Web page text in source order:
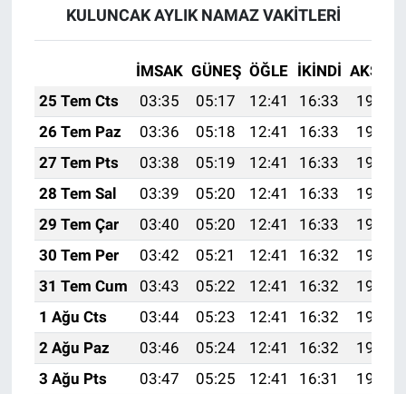
KULUNCAK AYLIK NAMAZ VAKITLERI
İMSAK GÜNEŞ ÖĞLE İKINDI AKŞAM
25 Tem Cts
03:35 05:17 12:41 16:33
19:55
26 Tem Paz
03:36 05:18 12:41 16:33
19:54
27 Tem Pts
03:38 05:19 12:41 16:33
19:53
28 Tem Sal
03:39 05:20 12:41 16:33
19:52
29 Tem Çar
03:40 05:20 12:41 16:33
19:51
30 Tem Per
03:42 05:21 12:41 16:32
19:50
31 Tem Cum
03:43 05:22 12:41 16:32
19:49
1 Ağu Cts
03:44 05:23 12:41 16:32
19:48
2 Ağu Paz
03:46 05:24 12:41 16:32
19:47
3 Ağu Pts
03:47 05:25 12:41 16:31
19:46